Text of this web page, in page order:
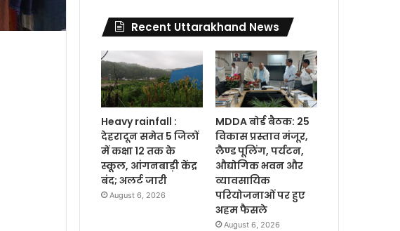
Recent Uttarakhand News
Heavy rainfall :
देहरादून समेत 5 जिलों
में कक्षा 12 तक के
स्कूल, आंगनबाड़ी केंद्र
बंद; अलर्ट जारी
August 6, 2026
MDDA बोर्ड बैठक: 25
विकास प्रस्ताव मंजूर,
लैण्ड पूलिंग, पर्यटन,
औद्योगिक भवन और
व्यावसायिक
परियोजनाओं पर हुए
अहम फैसले
August 6, 2026